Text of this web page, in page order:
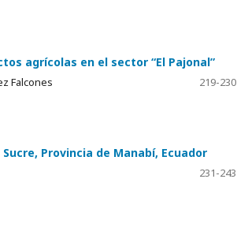
agrícolas en el sector “El Pajonal”
Falcones
219-230
Provincia de Manabí, Ecuador
231-243